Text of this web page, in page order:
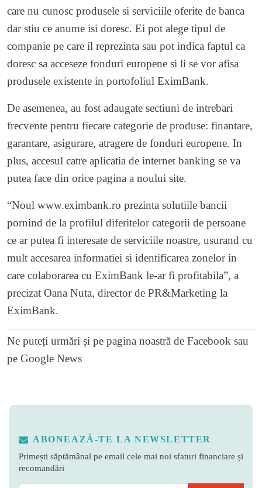
care nu cunosc produsele si serviciile oferite de banca
dar stiu ce anume isi doresc. Ei pot alege tipul de
companie pe care il reprezinta sau pot indica faptul ca
doresc sa acceseze fonduri europene si li se vor afisa
produsele existente in portofoliul EximBank.
De asemenea, au fost adaugate sectiuni de intrebari
frecvente pentru fiecare categorie de produse: finantare,
garantare, asigurare, atragere de fonduri europene. In
plus, accesul catre aplicatia de internet banking se va
putea face din orice pagina a noului site.
“Noul www.eximbank.ro prezinta solutiile bancii
pornind de la profilul diferitelor categorii de persoane
ce ar putea fi interesate de serviciile noastre, usurand cu
mult accesarea informatiei si identificarea zonelor in
care colaborarea cu EximBank le-ar fi profitabila”, a
precizat Oana Nuta, director de PR&Marketing la
EximBank.
Ne puteți urmări și pe pagina noastră de Facebook sau
pe Google News
ABONEAZĂ-TE LA NEWSLETTER
Primești săptămânal pe email cele mai noi sfaturi financiare și
recomandări